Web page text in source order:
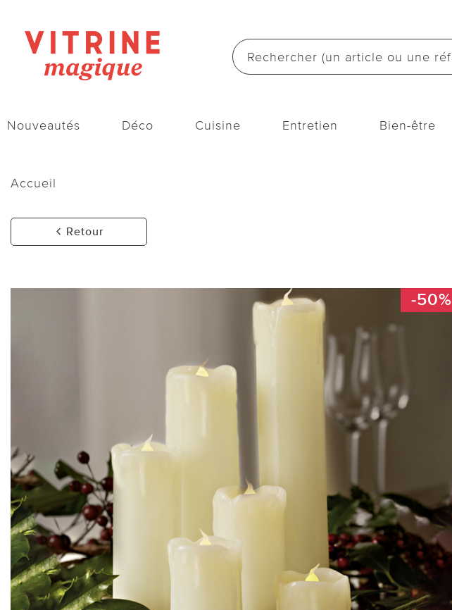
Nouveautés Déco Cuisine Entretien Bien-être
Accueil
Retour
-50%